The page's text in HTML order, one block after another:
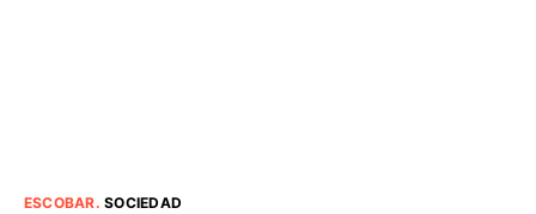
ESCOBAR.SOCIEDAD